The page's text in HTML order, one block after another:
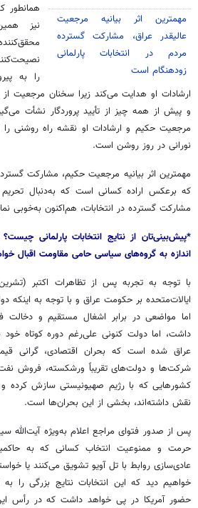
مهمترین اثر بیانیه مرجعیت
عالیقدر عراق، مشارکت گسترده
مردم در انتخابات پارلمانی
زودهنگام است
همانطور
نیز
را به
ارشادات او هدایت می‌کند زیرا سخنان مرجعیت از
و پیش از همه چیز از تأیید پروردگار نشأت
مرجعیت حکیم و ارشادات او نقشه راه روشنی را
نورانی در روز روشن است.
مهمترین اثر بیانیه مرجعیت حکیم، مشارکت
که برعکس اراده کسانی است که به‌دنبال
مشارکت گسترده در انتخابات، هم‌اکنون به‌خوبی
*پیش‌بینی‌تان از نتایج انتخابات پارلمانی
اندازه به گروه‌های سیاسی حامی مقاومت اقبال
با توجه به تجربه پس از تظاهرات اکتبر
ایالات‌متحده بر حکومت عراق و با توجه به اینکه
اما مواضعی در برابر اشغال مستقیم و دخالت
داشت، اما دولت کنونی علی‌رغم دوره کوتاه خود
عراق شده است که بحران اقتصادی، گرانی قیمت
شرکت‌ها و دولت‌های تقریباً ورشکسته، فروش نفت
کشورهایی که با رژیم صهیونیستی سازش کرده
نقش داشته‌اند، بخشی از این بحران‌ها است.
پس از صدور فتوای مراجع اعلام به‌ویژه آیت‌الله
حرمت و ممنوعیت انتخاب کسانی که به
عادی‌سازی روابط با تل آویو تشویق می‌کنند یا
خواهیم دید که این انتخابات نتایج بزرگی را
حضور آمریکا در پی خواهد داشت که در رأس